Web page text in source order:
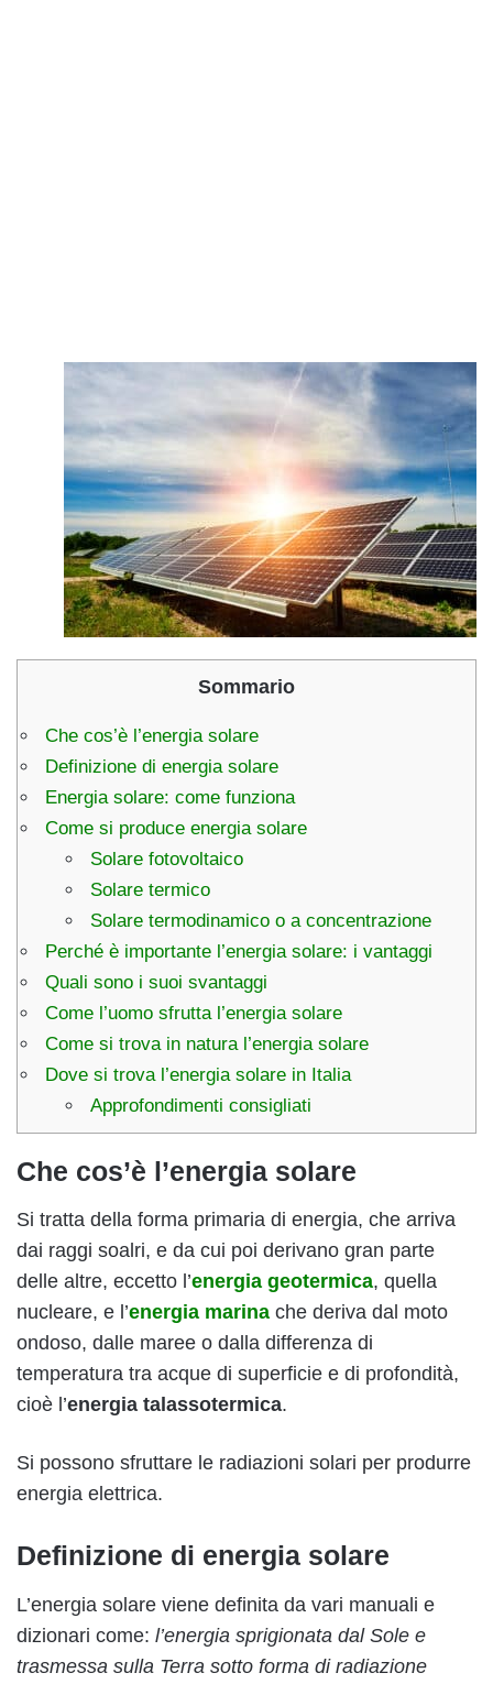
Sommario
Che cos’è l’energia solare
Definizione di energia solare
Energia solare: come funziona
Come si produce energia solare
Solare fotovoltaico
Solare termico
Solare termodinamico o a concentrazione
Perché è importante l’energia solare: i vantaggi
Quali sono i suoi svantaggi
Come l’uomo sfrutta l’energia solare
Come si trova in natura l’energia solare
Dove si trova l’energia solare in Italia
Approfondimenti consigliati
Che cos’è l’energia solare
Si tratta della forma primaria di energia, che arriva
dai raggi soalri, e da cui poi derivano gran parte
delle altre, eccetto l’energia geotermica, quella
nucleare, e l’energia marina che deriva dal moto
ondoso, dalle maree o dalla differenza di
temperatura tra acque di superficie e di profondità,
cioè l’energia talassotermica.
Si possono sfruttare le radiazioni solari per produrre
energia elettrica.
Definizione di energia solare
L’energia solare viene definita da vari manuali e
dizionari come: l’energia sprigionata dal Sole e
trasmessa sulla Terra sotto forma di radiazione